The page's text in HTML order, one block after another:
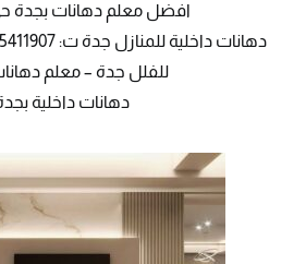
افضل معلم دهانات بجدة حي
للفلل جدة – معلم
دهانات داخلية